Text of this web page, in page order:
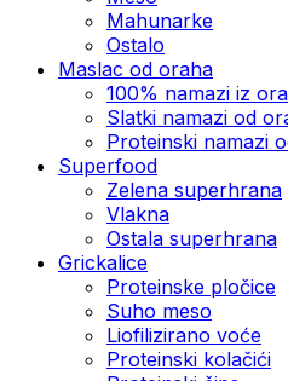
Mahunarke
Ostalo
Maslac od oraha
100% namazi iz
Slatki namazi od
Proteinski namazi
Superfood
Zelena superhrana
Vlakna
Ostala superhrana
Grickalice
Proteinske pločice
Suho meso
Liofilizirano voće
Proteinski kolačići